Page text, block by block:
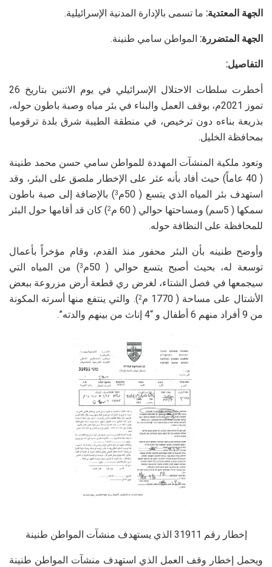
الجهة المعتدية: ما تسمى بالإدارة المدنية الإسرائيلية.
الجهة المتضررة: المواطن سامي طنينة.
التفاصيل:
أخطرت سلطات الاحتلال الإسرائيلي في يوم الاثنين بتاريخ 26
تموز 2021م، بوقف العمل والبناء في بئر مياه وصبة باطون حوله،
بذريعة بناءه دون ترخيص، في منطقة الطيبة شرق بلدة ترقوميا
بمحافظة الخليل.
وتعود ملكية المنشآت المهددة للمواطن سامي حسن محمد طنينة
( 40 عاماً) حيث أفاد بأنه عثر على الإخطار ملصق على البئر، وقد
استهدف بئر المياه الذي يتسع ( 50م
3) بالإضافة إلى صبة باطون
سمكها ( 5سم) ومساحتها حوالي ( 60 م
2) كان قد أقامها حول البئر
للمحافظة على النظافة حوله.
وأوضح طنينه بأن البئر محفور منذ القدم، وقام مؤخراً بأعمال
توسعة له، بحيث أصبح يتسع حوالي ( 50م
3) من المياه التي
سيجمعها في فصل الشتاء، لغرض ري قطعة أرض مزروعة ببعض
الأشتال على مساحة ( 1770 م
2). والتي ينتفع منها أسرته المكونة
من 9 أفراد منهم 6 أطفال و “4 إناث من بينهم والدته”.
إخطار رقم 31911 الذي يستهدف منشآت المواطن طنينة
ويحمل إخطار وقف العمل الذي استهدف منشآت المواطن طنينة